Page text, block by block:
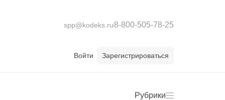
spp@kodeks.ru8-800-505-78-25
Войти Зарегистрироваться
Рубрики